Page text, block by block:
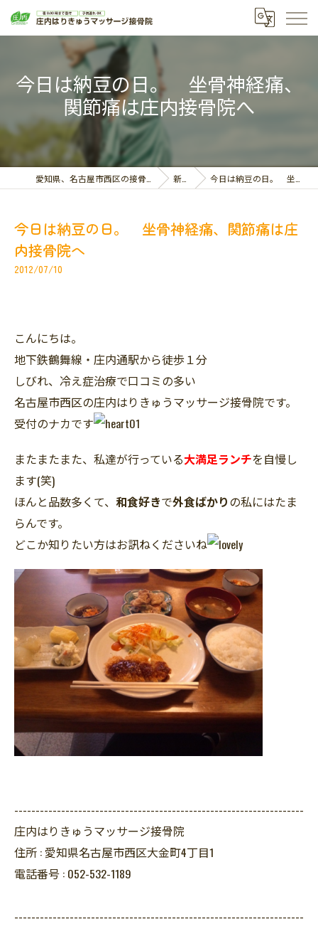
今日は納豆の日。 坐骨神経痛、
関節痛は庄内接骨院へ
新着情報 今日は納豆の日。 坐骨神経痛、関節痛は庄内接骨院へ
今日は納豆の日。 坐骨神経痛、関節痛は庄
内接骨院へ
2012/07/10
こんにちは。
地下鉄鶴舞線・庄内通駅から徒歩１分
しびれ、冷え症治療で口コミの多い
名古屋市西区の庄内はりきゅうマッサージ接骨院です。
受付のナカです
またまたまた、私達が行っている大満足ランチを自慢し
ます(笑)
ほんと品数多くて、 和食好きで外食ばかりの私にはたま
らんです。
どこか知りたい方はお訊ねくださいね
--------------------------------------------------------------------
庄内はりきゅうマッサージ接骨院
住所 : 愛知県名古屋市西区大金町4丁目1
電話番号 : 052-532-1189
--------------------------------------------------------------------